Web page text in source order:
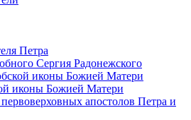
Петра
Сергия Радонежского
иконы Божией Матери
иконы Божией Матери
апостолов Петра и